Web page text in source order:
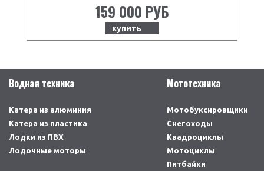
159 000 РУБ
купить
Водная техника
Катера из алюминия
Катера из пластика
Лодки из ПВХ
Лодочные моторы
Мототехника
Мотобуксировщики
Снегоходы
Квадроциклы
Мотоциклы
Питбайки